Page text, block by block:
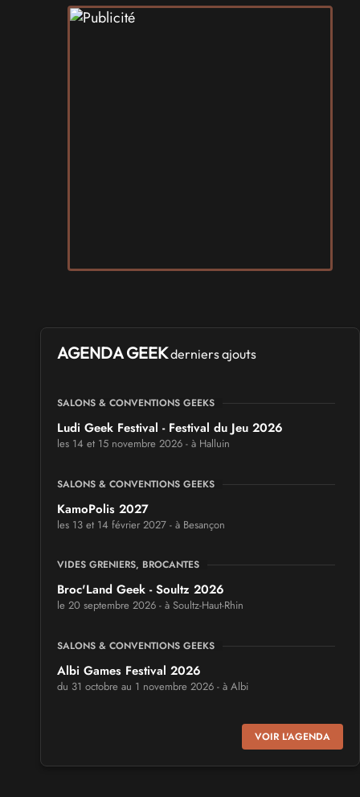
AGENDA GEEKderniers ajouts
SALONS & CONVENTIONS GEEKS
Ludi Geek Festival - Festival du Jeu 2026
les 14 et 15 novembre 2026 - à Halluin
SALONS & CONVENTIONS GEEKS
KamoPolis 2027
les 13 et 14 février 2027 - à Besançon
VIDES GRENIERS, BROCANTES
Broc'Land Geek - Soultz 2026
le 20 septembre 2026 - à Soultz-Haut-Rhin
SALONS & CONVENTIONS GEEKS
Albi Games Festival 2026
du 31 octobre au 1 novembre 2026 - à Albi
Virtual Calais - salon du jeu vidéo et des loisirs
numériques 2026
VOIR L'AGENDA